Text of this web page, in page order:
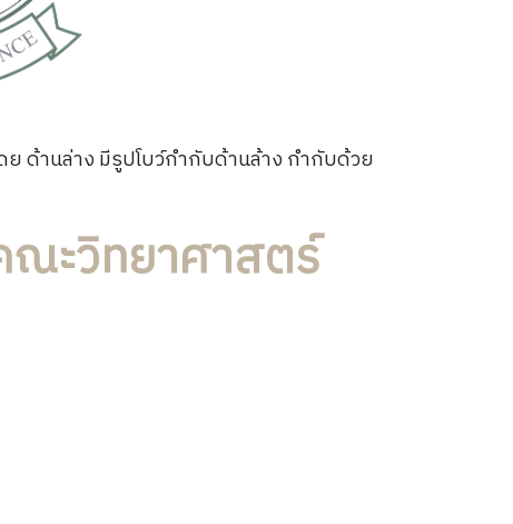
ด้านล่าง มีรูปโบว์กำกับด้านล้าง กำกับด้วย
ะวิทยาศาสตร์